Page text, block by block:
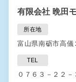
有限会社 晩田
所在地
富山県南砺市高儀
TEL
０７６３－２２－